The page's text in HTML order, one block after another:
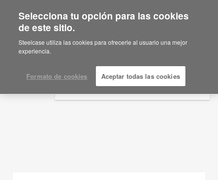
Are you in United States?
Would you like to see Products we sell in
your region?
English
Español
Ideas de planificación
Selecciona tu opción para las cookies
de este sitio.
Steelcase utiliza las cookies para ofrecerle al usuario una mejor
experiencia.
Formato de cookies Aceptar todas las cookies